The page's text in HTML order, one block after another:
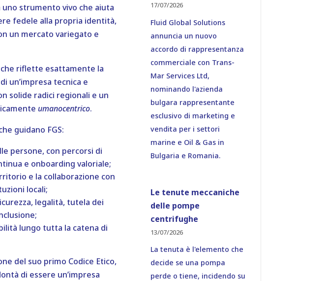
strumento vivo che aiuta
fedele alla propria identità,
un mercato variegato e
che riflette esattamente la
un’impresa tecnica e
solide radici regionali e un
umanocentrico.
guidano FGS:
persone, con percorsi di
e onboarding valoriale;
e la collaborazione con
locali;
legalità, tutela dei
lungo tutta la catena di
del suo primo Codice Etico,
di essere un’impresa
17/07/2026
Fluid Global Solutions
annuncia un nuovo
accordo di rappresentanza
commerciale con Trans-
Mar Services Ltd,
nominando l'azienda
bulgara rappresentante
esclusivo di marketing e
vendita per i settori
marine e Oil & Gas in
Bulgaria e Romania.
Le tenute meccaniche
delle pompe
centrifughe
13/07/2026
La tenuta è l'elemento che
decide se una pompa
perde o tiene, incidendo su